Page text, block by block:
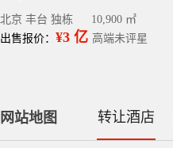
北京 丰台 独栋
10,900 ㎡
出售报价： ¥3 亿 高端未评星
网站地图 转让酒店